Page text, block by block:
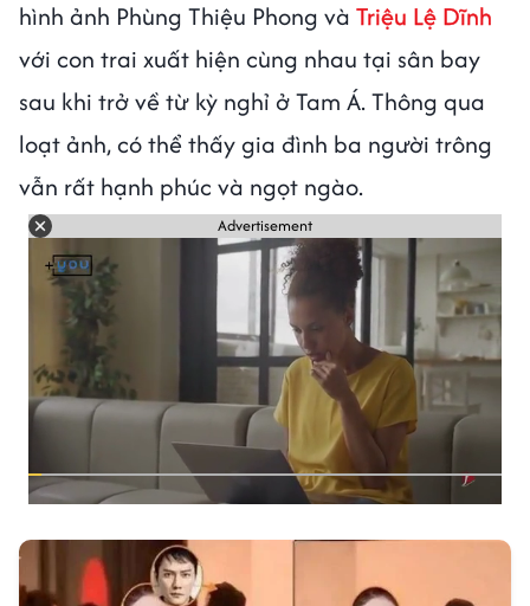
hình ảnh Phùng Thiệu Phong và Triệu Lệ Dĩnh
với con trai xuất hiện cùng nhau tại sân bay
sau khi trở về từ kỳ nghỉ ở Tam Á. Thông qua
loạt ảnh, có thể thấy gia đình ba người trông
vẫn rất hạnh phúc và ngọt ngào.
Advertisement